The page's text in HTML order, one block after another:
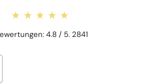
★★★★★
★★★★★
4.8 / 5. 2841